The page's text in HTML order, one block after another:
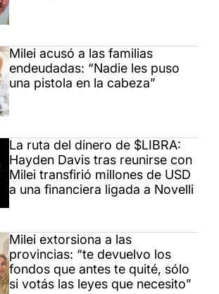
Milei acusó a las familias
endeudadas: “Nadie les puso
una pistola en la cabeza”
La ruta del dinero de $LIBRA:
Hayden Davis tras reunirse con
Milei transfirió millones de USD
a una financiera ligada a Novelli
Milei extorsiona a las
provincias: “te devuelvo los
fondos que antes te quité, sólo
si votás las leyes que necesito”